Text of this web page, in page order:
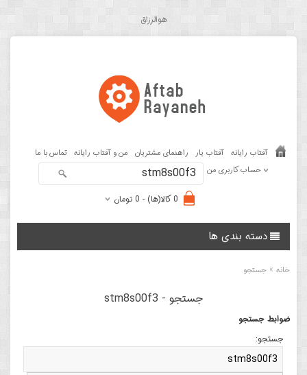
هوالرزاق
آفتاب رایانه آفتاب یار راهنمای مشتریان من و آفتاب رایانه تماس با ما
حساب کاربری من
0 کالا(ها) - 0 تومان
دسته بندی ها
خانه » جستجو
جستجو - stm8s00f3
ضوابط جستجو
جستجو: